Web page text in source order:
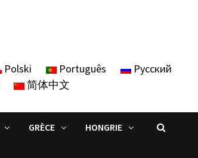
Polski Português
Русский
简体中文
GRÈCE HONGRIE